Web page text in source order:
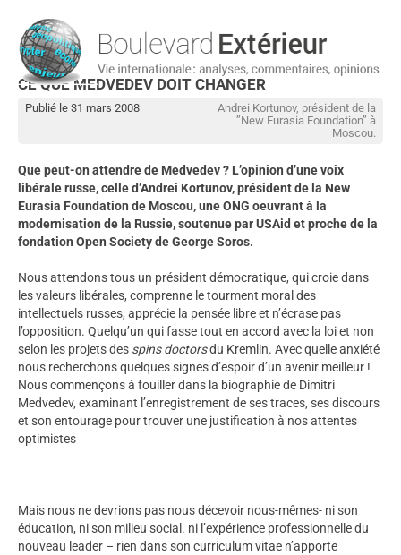
CE QUE MEDVEDEV DOIT CHANGER
Andrei Kortunov, président de la
’’New Eurasia Foundation’’ à
Moscou.
Publié le 31 mars 2008
Que peut-on attendre de Medvedev ? L’opinion d’une voix
libérale russe, celle d’Andrei Kortunov, président de la New
Eurasia Foundation de Moscou, une ONG oeuvrant à la
modernisation de la Russie, soutenue par USAid et proche de la
fondation Open Society de George Soros.
Nous attendons tous un président démocratique, qui croie dans
les valeurs libérales, comprenne le tourment moral des
intellectuels russes, apprécie la pensée libre et n’écrase pas
l’opposition. Quelqu’un qui fasse tout en accord avec la loi et non
selon les projets des spins doctorsdu Kremlin. Avec quelle anxiété
nous recherchons quelques signes d’espoir d’un avenir meilleur !
Nous commençons à fouiller dans la biographie de Dimitri
Medvedev, examinant l’enregistrement de ses traces, ses discours
et son entourage pour trouver une justification à nos attentes
optimistes
Mais nous ne devrions pas nous décevoir nous-mêmes- ni son
éducation, ni son milieu social. ni l’expérience professionnelle du
nouveau leader – rien dans son curriculum vitae n’apporte